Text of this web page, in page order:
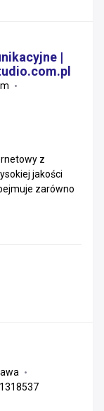
|
z
jakości
zarówno